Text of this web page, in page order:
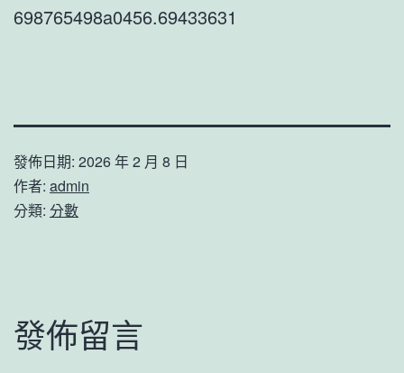
698765498a0456.69433631
發佈日期: 2026 年 2 月 8 日
作者: admin
分類: 分數
發佈留言